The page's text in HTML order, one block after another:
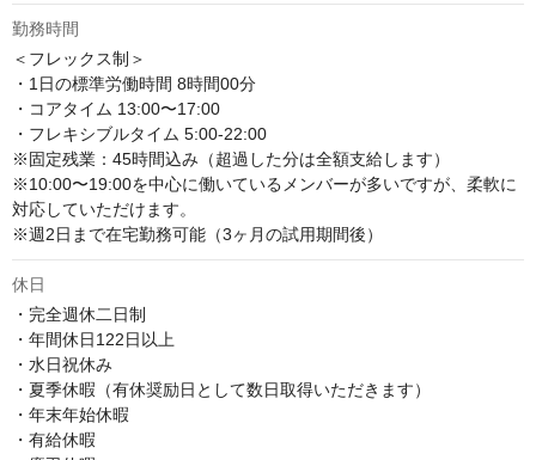
勤務時間
＜フレックス制＞
・1⽇の標準労働時間 8時間00分
・コアタイム 13:00〜17:00
・フレキシブルタイム 5:00-22:00
※固定残業：45時間込み（超過した分は全額支給します）
※10:00〜19:00を中心に働いているメンバーが多いですが、柔軟に
対応していただけます。
※週2日まで在宅勤務可能（3ヶ月の試用期間後）
休日
・完全週休二日制
・年間休日122日以上
・水日祝休み
・夏季休暇（有休奨励日として数日取得いただきます）
・年末年始休暇
・有給休暇